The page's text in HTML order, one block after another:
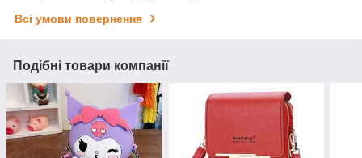
Всі умови повернення
Подібні товари компанії